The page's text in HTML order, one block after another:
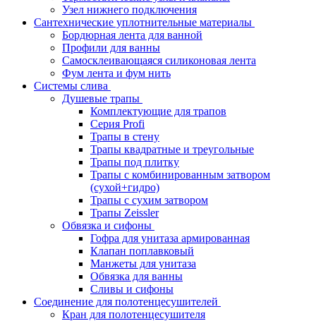
Узел нижнего подключения
Сантехнические уплотнительные материалы
Бордюрная лента для ванной
Профили для ванны
Самосклеивающаяся силиконовая лента
Фум лента и фум нить
Системы слива
Душевые трапы
Комплектующие для трапов
Серия Profi
Трапы в стену
Трапы квадратные и треугольные
Трапы под плитку
Трапы с комбинированным затвором
(сухой+гидро)
Трапы с сухим затвором
Трапы Zeissler
Обвязка и сифоны
Гофра для унитаза армированная
Клапан поплавковый
Манжеты для унитаза
Обвязка для ванны
Сливы и сифоны
Соединение для полотенцесушителей
Кран для полотенцесушителя